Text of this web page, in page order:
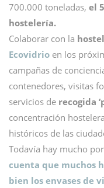
700.000 toneladas, el
hostelería.
Colaborar con la
Ecovidrio en los
campañas de
contenedores, visitas
servicios de recogida
concentración
históricos de las
Todavía hay mucho
cuenta que muchos
bien los envases de